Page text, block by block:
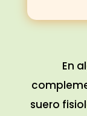
En
suero